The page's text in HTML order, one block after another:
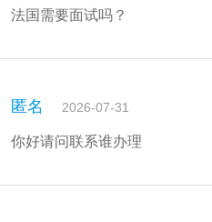
法国需要面试吗？
匿名 2026-07-31
你好请问联系谁办理